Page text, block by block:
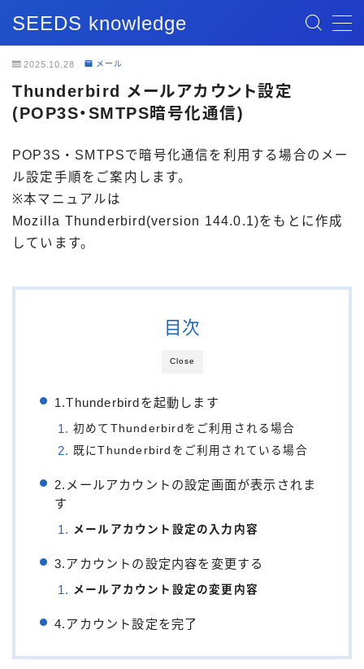
SEEDS knowledge
MENU
記事一覧
お問い合わせ
2025.10.28 メール
Thunderbird メールアカウント設定
(POP3S・SMTPS暗号化通信)
POP3S・SMTPSで暗号化通信を利用する場合のメー
ル設定手順をご案内します。
※本マニュアルは
Mozilla Thunderbird(version 144.0.1)をもとに作成
しています。
Close
目次
1.Thunderbirdを起動します
初めてThunderbirdをご利用される場合
既にThunderbirdをご利用されている場合
2.メールアカウントの設定画面が表示されま
す
メールアカウント設定の入力内容
3.アカウントの設定内容を変更する
メールアカウント設定の変更内容
4.アカウント設定を完了